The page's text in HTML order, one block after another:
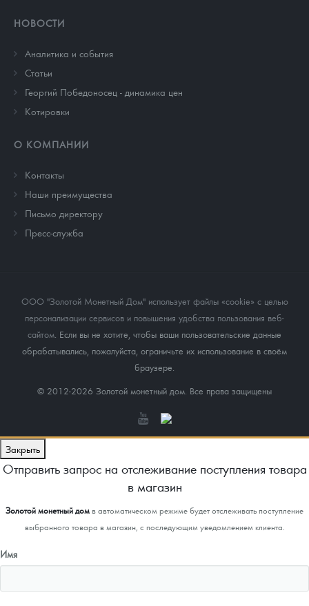
НОВОСТИ
Аналитика и события
Cтатьи
Георгий Победоносец - динамика цен
Котировки
О КОМПАНИИ
Контакты
Наши преимущества
Письмо директору
Пресс-служба
ООО "Золотой Монетный Дом" использует файлы «cookie» с целью
персонализации сервисов и повышения удобства пользования веб-
сайтом . Если вы не хотите, чтобы ваши пользовательские данные
обрабатывались, пожалуйста, ограничьте их использование в своём
браузере.
© 2012-2026 Золотой монетный дом. Все права защищены
Закрыть
Отправить запрос на отслеживание поступления товара
в магазин
Золотой монетный домв автоматическом режиме будет отслеживать поступление
выбранного товара в магазин, с последующим уведомлением клиента.
Имя